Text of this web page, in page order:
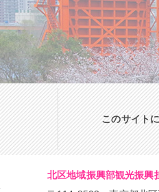
このサイト
北区地域振興部観光振興